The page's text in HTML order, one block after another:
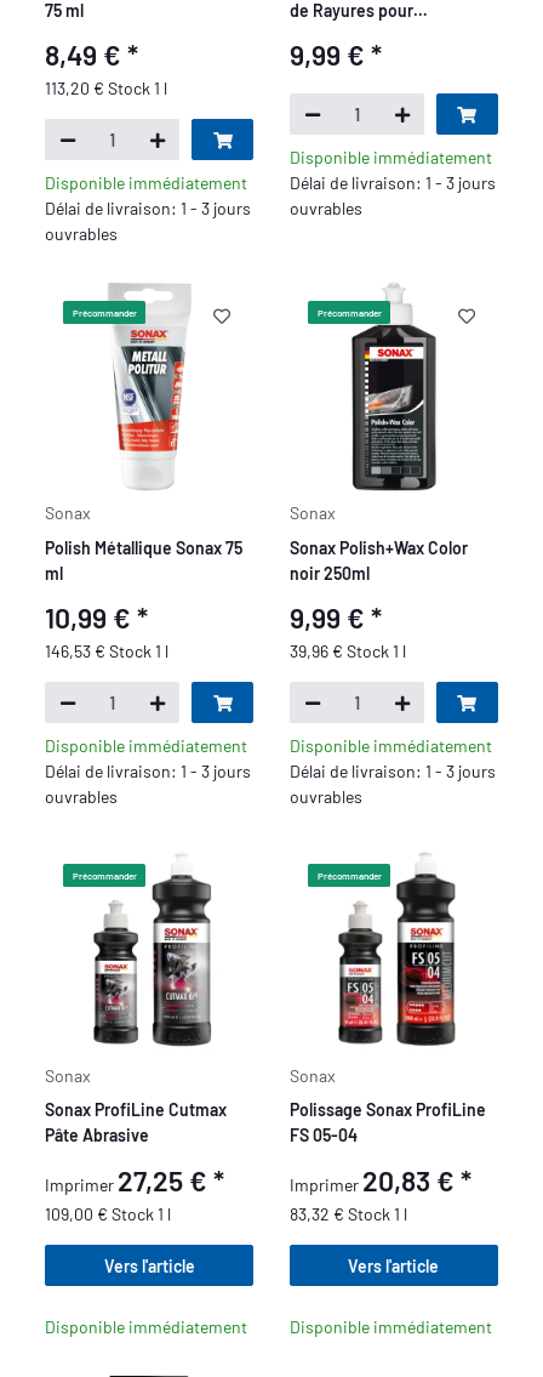
75 ml
8,49 €*
113,20 € Stock 1 l
Disponible immédiatement
Délai de livraison: 1 - 3 jours
ouvrables
de Rayures pour
9,99 € *
Disponible immédiatement
Délai de livraison: 1 - 3 jours
ouvrables
Précommander
Sonax
Polish Métallique Sonax 75
ml
10,99 €*
146,53 € Stock 1 l
Disponible immédiatement
Délai de livraison: 1 - 3 jours
ouvrables
Précommander
Sonax
Sonax Polish+Wax Color
noir 250ml
9,99 € *
39,96 € Stock 1 l
Disponible immédiatement
Délai de livraison: 1 - 3 jours
ouvrables
Précommander
Sonax
Sonax ProfiLine Cutmax
Pâte Abrasive
Imprimer 27,25 €*
109,00 € Stock 1 l
Vers l'article
Disponible immédiatement
Précommander
Sonax
Polissage Sonax ProfiLine
FS 05-04
Imprimer 20,83 € *
83,32 € Stock 1 l
Vers l'article
Disponible immédiatement